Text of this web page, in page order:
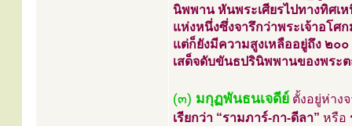
นิพพาน หันพระเศียรไปทางทิศ
แห่งหนึ่งซึ่งจารึกว่าพระเจ้าอโ
แต่ก็ยังมีความสูงเหลืออยู่ถึง ๒๐
เสด็จดับขันธปรินิพพานของพระ
(๓) มกุฏพันธนเจดีย์ ตั้งอยู่ห่าง
เรียกว่า “รามภาร์-กา-ดีลา” หรือ